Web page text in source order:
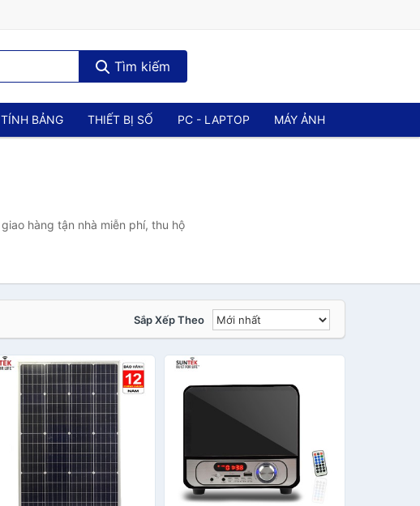
Tìm kiếm
BẢNG THIẾT BỊ SỐ PC - LAPTOP MÁY ẢNH
hàng tận nhà miễn phí, thu hộ
Sắp Xếp Theo